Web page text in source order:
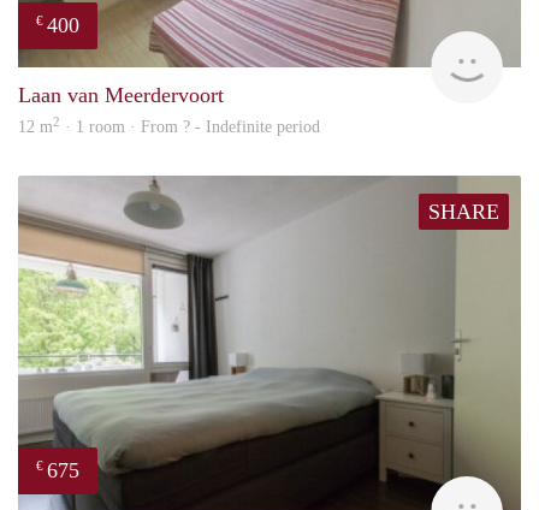
€ 400
Laan van Meerdervoort
12 m2 · 1 room · From ? - Indefinite period
SHARE
€ 675